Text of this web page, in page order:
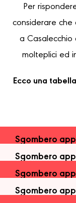
Per
considerare
a Casalecchio
molteplici ed
Ecco una
Sgombero
Sgombero
Sgombero
Sgombero